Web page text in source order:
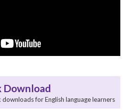
Download
downloads for English language learners